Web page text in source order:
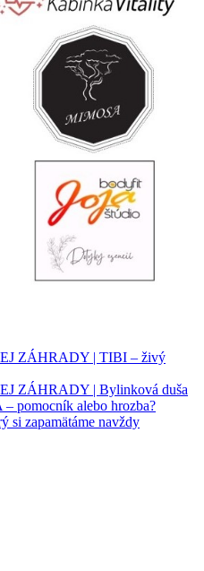
ZÁHRADY | TIBI – živý
ZÁHRADY | Bylinková duša
pomocník alebo hrozba?
si zapamätáme navždy